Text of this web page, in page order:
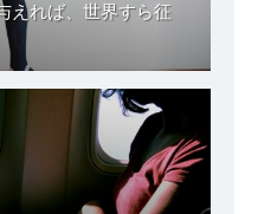
えれば、世界すら征